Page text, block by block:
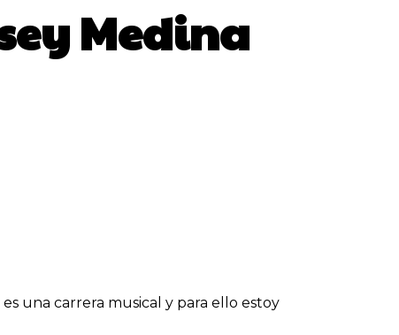
Medina
una carrera musical y para ello estoy